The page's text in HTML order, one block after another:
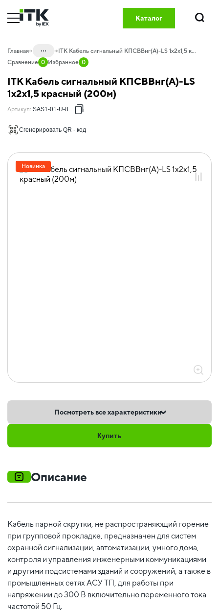
Каталог
Поиск
Главная ...
20.02 Кабельная продукция
20.02.07 Кабель для охранных систем
систем
ITK Кабель сигнальный КПСВВнг(А)-LS 1х2х1,5 красный (200м)
Сравнение 0 Избранное 0
ITK Кабель сигнальный КПСВВнг(А)-LS
1х2х1,5 красный (200м)
Новинка
Артикул: SAS1-01-U-8104
Сгенерировать QR - код
Посмотреть все характеристики
Купить
Описание
Кабель парной скрутки, не распространяющий горение
при групповой прокладке, предназначен для систем
охранной сигнализации, автоматизации, умного дома,
контроля и управления инженерными коммуникациями
и другими подсистемами зданий и сооружений, а также в
промышленных сетях АСУ ТП, для работы при
напряжении до 300 В включительно переменного тока
частотой 50 Гц.